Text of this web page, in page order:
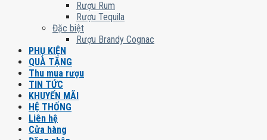
Rượu Rum
Rượu Tequila
Đặc biệt
Rượu Brandy Cognac
PHỤ KIỆN
QUÀ TẶNG
Thu mua rượu
TIN TỨC
KHUYẾN MÃI
HỆ THỐNG
Liên hệ
Cửa hàng